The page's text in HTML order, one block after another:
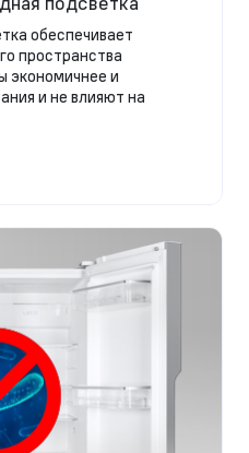
обеспечивает
пространства
экономичнее и
и не влияют на